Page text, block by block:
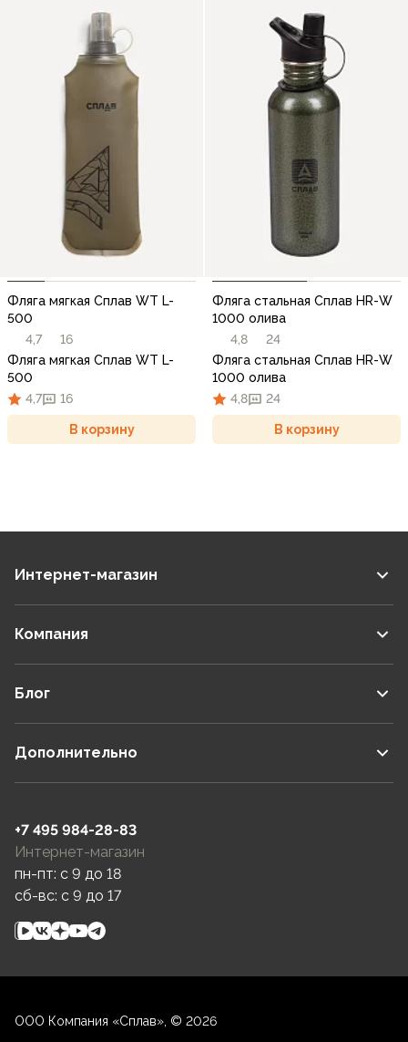
Фляга мягкая Сплав WT L-
500
4,7
16
Фляга мягкая Сплав WT L-
500
4,7
16
В корзину
Фляга стальная Сплав HR-W
1000 олива
4,8
24
Фляга стальная Сплав HR-W
1000 олива
4,8
24
В корзину
Интернет-магазин
Компания
Блог
Дополнительно
+7 495 984-28-83
Интернет-магазин
пн-пт: c 9 до 18
сб-вс: c 9 до 17
ООО Компания «Сплав», © 2026